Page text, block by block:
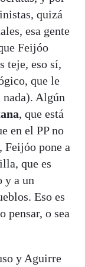
quizá
esa gente
Feijóo
teje, eso sí,
que le
nada). Algún
, que está
en el PP no
Feijóo pone a
que es
y a un
Eso es
pensar, o sea
y Aguirre